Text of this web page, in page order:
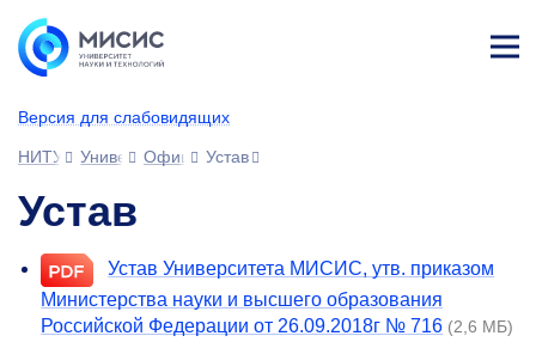
Версия для слабовидящих
НИТУ МИСИСУниверситетОфициальные документы
Устав
Устав
Устав Университета МИСИС, утв. приказом
Министерства науки и высшего образования
Российской Федерации от 26.09.2018г № 716 (2,6 МБ)